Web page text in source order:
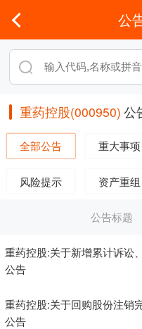
公
重药控股(000950) 公
全部公告 重大事项
风险提示 资产重组
公告标题
重药控股:关于新增累计诉讼
公告
重药控股:关于回购股份注销
公告